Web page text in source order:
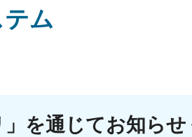
ム
を通じてお知ら